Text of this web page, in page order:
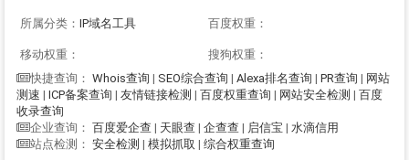
所属分类： IP域名工具 百度权重：
移动权重： 搜狗权重：
快捷查询： Whois查询 | SEO综合查询 | Alexa排名查询 | PR查询 | 网站
测速 | ICP备案查询 | 友情链接检测 | 百度权重查询 | 网站安全检测 | 百度
收录查询
企业查询： 百度爱企查 | 天眼查 | 企查查 | 启信宝 | 水滴信用
站点检测： 安全检测 | 模拟抓取 | 综合权重查询